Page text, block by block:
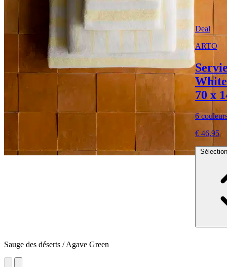
Deal
ARTO
70 x
6
€ 46,95
Sauge des déserts / Agave Green